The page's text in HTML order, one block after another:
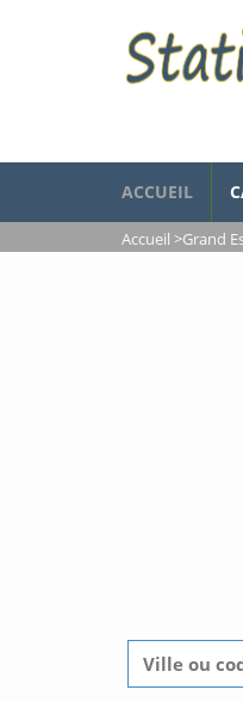
ACCUEIL
Accueil >Grand